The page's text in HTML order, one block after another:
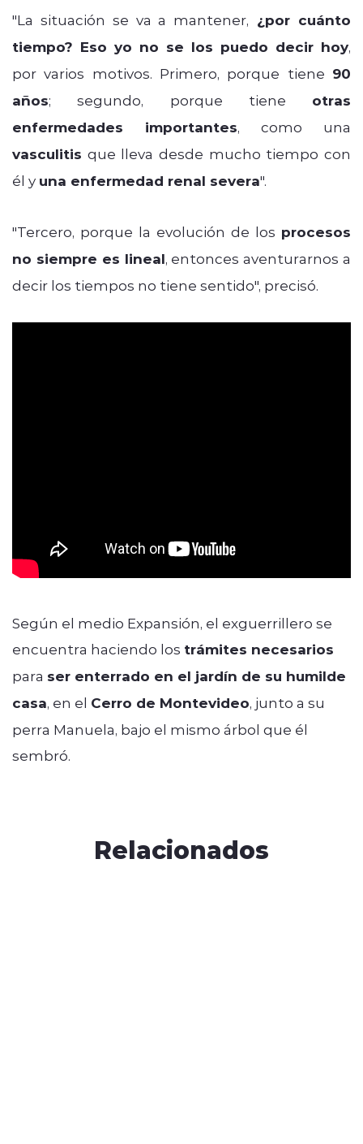
"La situación se va a mantener, ¿por cuánto
tiempo? Eso yo no se los puedo decir hoy,
por varios motivos. Primero, porque tiene 90
años; segundo, porque tiene otras
enfermedades importantes, como una
vasculitis que lleva desde mucho tiempo con
él y una enfermedad renal severa".
"Tercero, porque la evolución de los procesos
no siempre es lineal, entonces aventurarnos a
decir los tiempos no tiene sentido", precisó.
Según el medio Expansión, el exguerrillero se
encuentra haciendo los trámites necesarios
para ser enterrado en el jardín de su humilde
casa, en el Cerro de Montevideo, junto a su
perra Manuela, bajo el mismo árbol que él
sembró.
Relacionados